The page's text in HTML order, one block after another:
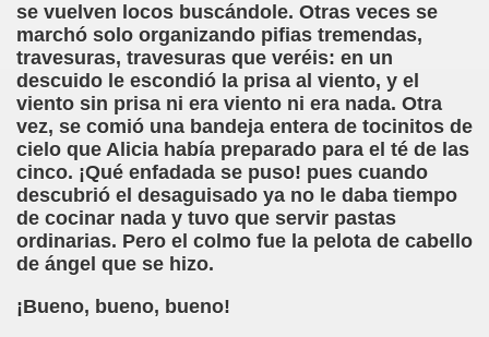
se vuelven locos buscándole. Otras veces se
marchó solo organizando pifias tremendas,
travesuras, travesuras que veréis: en un
descuido le escondió la prisa al viento, y el
viento sin prisa ni era viento ni era nada. Otra
vez, se comió una bandeja entera de tocinitos de
cielo que Alicia había preparado para el té de las
cinco. ¡Qué enfadada se puso! pues cuando
descubrió el desaguisado ya no le daba tiempo
de cocinar nada y tuvo que servir pastas
ordinarias. Pero el colmo fue la pelota de cabello
de ángel que se hizo.
¡Bueno, bueno, bueno!
y perspectivas (Enrique Elissalde)
Jesús Cañamares)
de Santiago (Angelines sánchez Herrero)
González Otero)
Disminución Visual Grave (Pedro Zurita)
gonzález Otero)